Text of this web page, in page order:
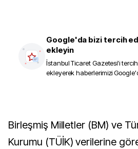
Google'da bizi tercih
ekleyin
İstanbul Ticaret Gazetesi'i
ekleyerek haberlerimizi
Birleşmiş Milletler (BM) ve Türkiye İstatistik
Kurumu (TÜİK) verilerine